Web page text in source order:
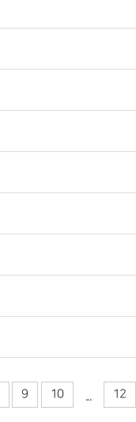
9 10 12